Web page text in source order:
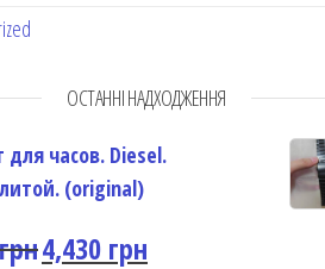
ОСТАННІ НАДХОДЖЕННЯ
для часов. Diesel.
(original)
4,430 грн